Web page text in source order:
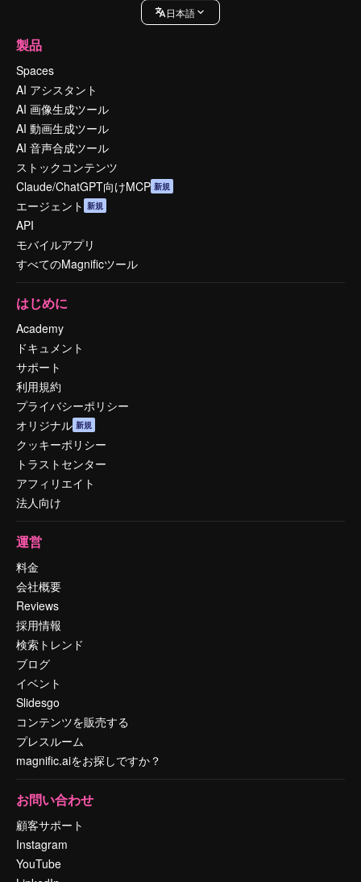
日本語
製品
Spaces
AI アシスタント
AI 画像生成ツール
AI 動画生成ツール
AI 音声合成ツール
ストックコンテンツ
Claude/ChatGPT向けMCP 新規
エージェント 新規
API
モバイルアプリ
すべてのMagnificツール
はじめに
Academy
ドキュメント
サポート
利用規約
プライバシーポリシー
オリジナル 新規
クッキーポリシー
トラストセンター
アフィリエイト
法人向け
運営
料金
会社概要
Reviews
採用情報
検索トレンド
ブログ
イベント
Slidesgo
コンテンツを販売する
プレスルーム
magnific.aiをお探しですか？
お問い合わせ
顧客サポート
Instagram
YouTube